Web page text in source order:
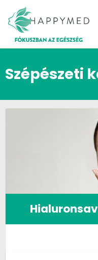
Szépészeti